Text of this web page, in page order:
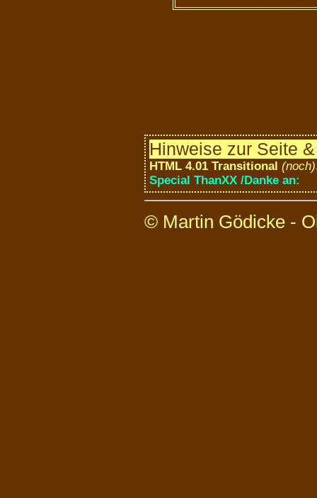
Hinweise zur Seite
HTML 4.01 Transitional (noch)
Special ThanXX /Danke an:
© Martin Gödicke -